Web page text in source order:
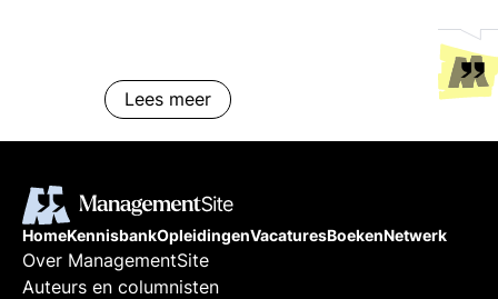
Lees meer
HomeKennisbankOpleidingenVacaturesBoekenNetwerk
Over ManagementSite
Auteurs en columnisten